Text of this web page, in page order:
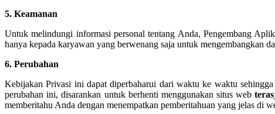
5. Keamanan
Untuk melindungi informasi personal tentang Anda, Pengembang
hanya kepada karyawan yang berwenang saja untuk mengembangkan
6. Perubahan
Kebijakan Privasi ini dapat diperbaharui dari waktu ke waktu
perubahan ini, disarankan untuk berhenti menggunakan situs web
memberitahu Anda dengan menempatkan pemberitahuan yang jelas di